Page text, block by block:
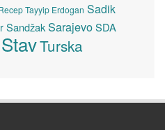
Tayyip Erdogan Sadik
SandžakSarajevoSDA
StavTurska